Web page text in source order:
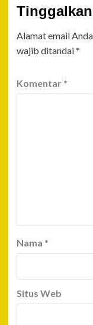
Alamat email
wajib ditandai*
Komentar *
Nama *
Situs Web